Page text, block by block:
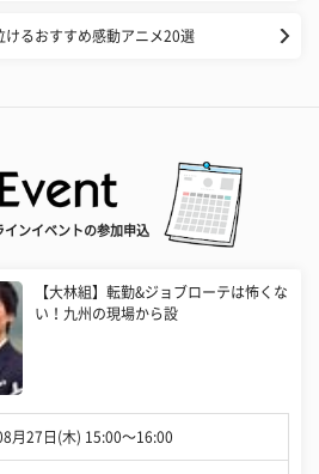
けるおすすめ感動アニメ20選
インイベントの参加申込
【大林組】転勤&ジョブローテは怖くな
い！九州の現場から設
月27日(木) 15:00〜16:00